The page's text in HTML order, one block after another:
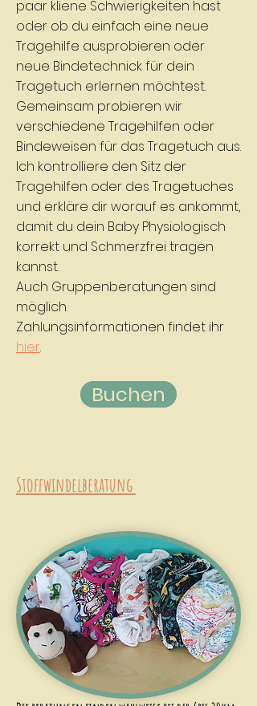
Stoffwindelberatung
paar kliene Schwierigkeiten hast
oder ob du einfach eine neue
Tragehilfe ausprobieren oder
neue Bindetechnick für dein
Tragetuch erlernen möchtest.
Gemeinsam probieren wir
verschiedene Tragehilfen oder
Bindeweisen für das Tragetuch aus.
Ich kontrolliere den Sitz der
Tragehilfen oder des Tragetuches
und erkläre dir worauf es ankommt,
damit du dein Baby Physiologisch
korrekt und Schmerzfrei tragen
kannst.
Auch Gruppenberatungen sind
möglich.
Zahlungsinformationen findet ihr
hier.
Buchen